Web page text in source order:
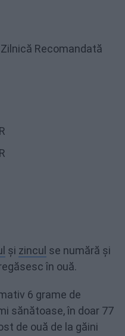
Zilnică Recomandată
și zincul se numără și
în ouă.
6 grame de
sănătoase, în doar 77
de ouă de la găini